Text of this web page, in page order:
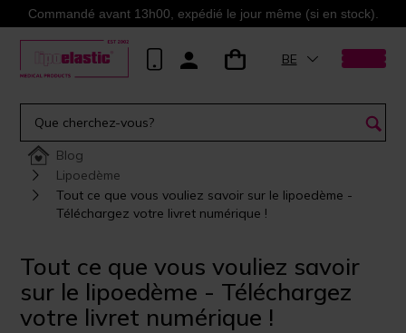
Commandé avant 13h00, expédié le jour même (si en stock).
BE
Blog
Lipoedème
Tout ce que vous vouliez savoir sur le lipoedème -
Téléchargez votre livret numérique !
Tout ce que vous vouliez savoir
sur le lipoedème - Téléchargez
votre livret numérique !